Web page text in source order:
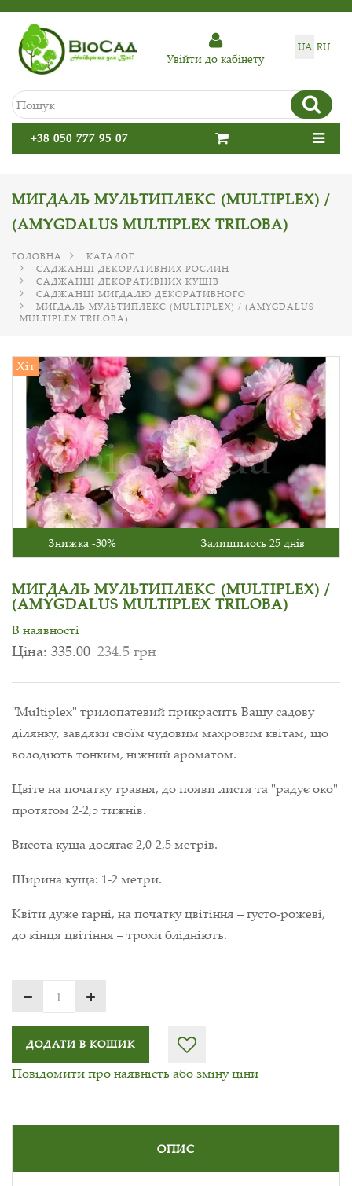
UA RU
Увiйти до кабiнету
+38 050 777 95 07
МИГДАЛЬ МУЛЬТИПЛЕКС (MULTIPLEX) /
(AMYGDALUS MULTIPLEX TRILOBA)
ГОЛОВНА
КАТАЛОГ
САДЖАНЦІ ДЕКОРАТИВНИХ РОСЛИН
САДЖАНЦІ ДЕКОРАТИВНИХ КУЩІВ
САДЖАНЦІ МИГДАЛЮ ДЕКОРАТИВНОГО
МИГДАЛЬ МУЛЬТИПЛЕКС (MULTIPLEX) / (AMYGDALUS
MULTIPLEX TRILOBA)
Хіт
Знижка -30% Залишилось 25 днів
МИГДАЛЬ МУЛЬТИПЛЕКС (MULTIPLEX) /
(AMYGDALUS MULTIPLEX TRILOBA)
В наявності
Ціна: 335.00 234.5 грн
"Multiplex" трилопатевий прикрасить Вашу садову
ділянку, завдяки своїм чудовим махровим квітам, що
володіють тонким, ніжний ароматом.
Цвіте на початку травня, до появи листя та "радує око"
протягом 2-2,5 тижнів.
Висота куща досягає 2,0-2,5 метрів.
Ширина куща: 1-2 метри.
Квіти дуже гарні, на початку цвітіння – густо-рожеві,
до кінця цвітіння – трохи блідніють.
ДОДАТИ В КОШИК
Повідомити про наявність або зміну ціни
ОПИС